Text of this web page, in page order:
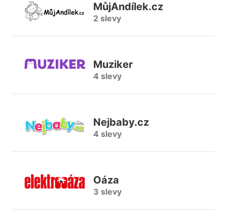
MůjAndílek.cz
2 slevy
Muziker
4 slevy
Nejbaby.cz
4 slevy
Oáza
3 slevy